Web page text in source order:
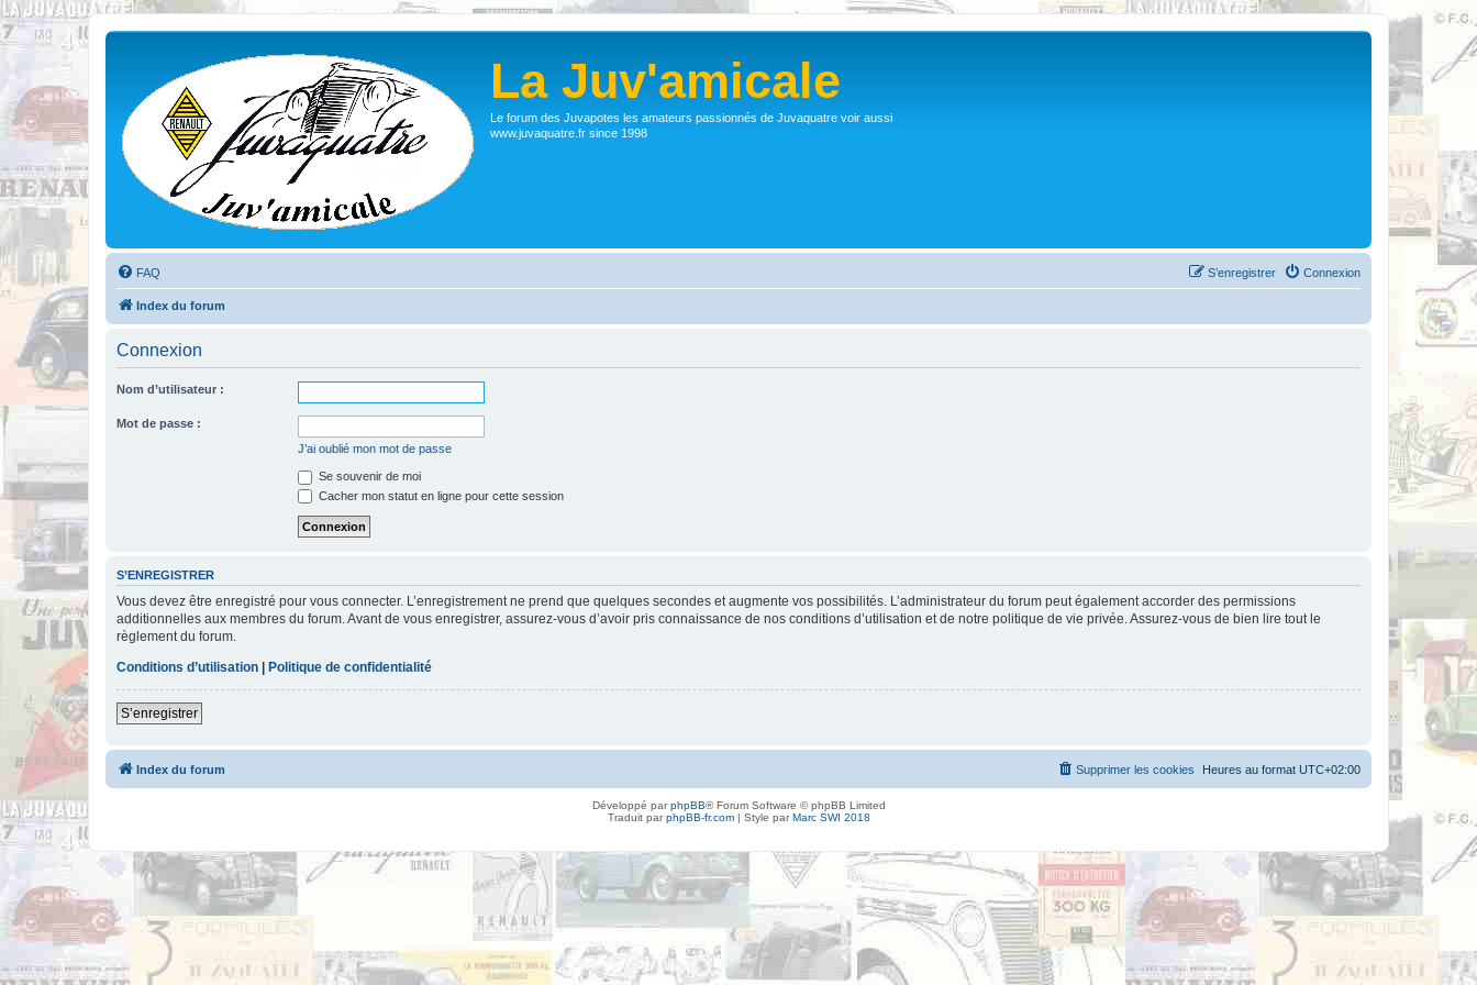
La Juv'amicale
Le forum des Juvapotes les amateurs passionnés de Juvaquatre voir aussi
www.juvaquatre.fr since 1998
FAQ Connexion
S’enregistrer
Index du forum
Connexion
Nom d’utilisateur :
Mot de passe :
J’ai oublié mon mot de passe
Se souvenir de moi
Cacher mon statut en ligne pour cette session
S’ENREGISTRER
Vous devez être enregistré pour vous connecter. L’enregistrement ne prend que quelques secondes et augmente vos possibilités. L’administrateur du forum peut également accorder des permissions
additionnelles aux membres du forum. Avant de vous enregistrer, assurez-vous d’avoir pris connaissance de nos conditions d’utilisation et de notre politique de vie privée. Assurez-vous de bien lire tout le
règlement du forum.
Conditions d’utilisation | Politique de confidentialité
S’enregistrer
Index du forum Heures au format UTC+02:00
Supprimer les cookies
Développé parphpBB® Forum Software © phpBB Limited
Traduit parphpBB-fr.com| Style parMarc SWI 2018